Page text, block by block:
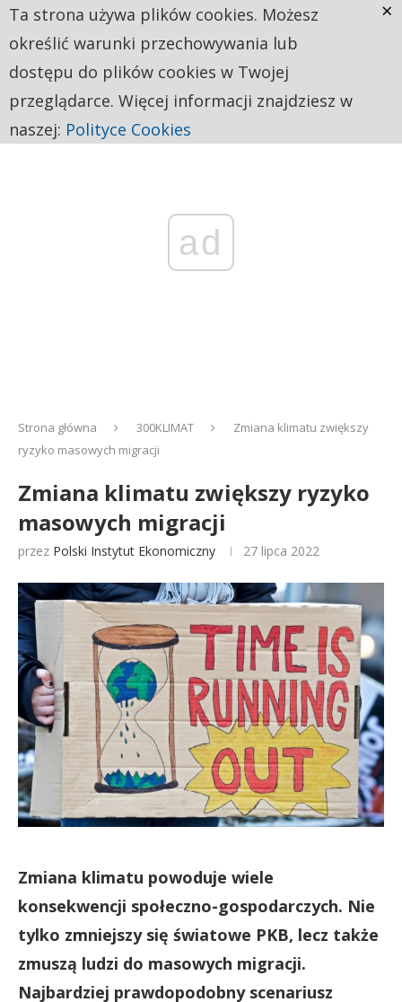
ad
Strona główna 300KLIMAT
Zmiana klimatu zwiększy
ryzyko masowych migracji
Zmiana klimatu zwiększy ryzyko
masowych migracji
przez Polski Instytut Ekonomiczny 27 lipca 2022
Zmiana klimatu powoduje wiele
konsekwencji społeczno-gospodarczych. Nie
tylko zmniejszy się światowe PKB, lecz także
zmuszą ludzi do masowych migracji.
Najbardziej prawdopodobny scenariusz
Ta strona używa plików cookies. Możesz
określić warunki przechowywania lub
dostępu do plików cookies w Twojej
przeglądarce. Więcej informacji znajdziesz w
naszej: Polityce Cookies
×